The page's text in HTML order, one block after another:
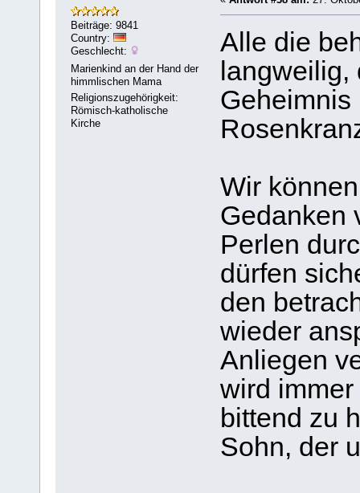
Beiträge: 9841
Country:
Geschlecht:
Marienkind an der Hand der
himmlischen Mama
Religionszugehörigkeit:
Römisch-katholische
Kirche
Alle die
Geheimnis
Wir
Gedanken
Perlen
dürfen
den
wieder
Anliegen
wird
bittend zu
Sohn, der